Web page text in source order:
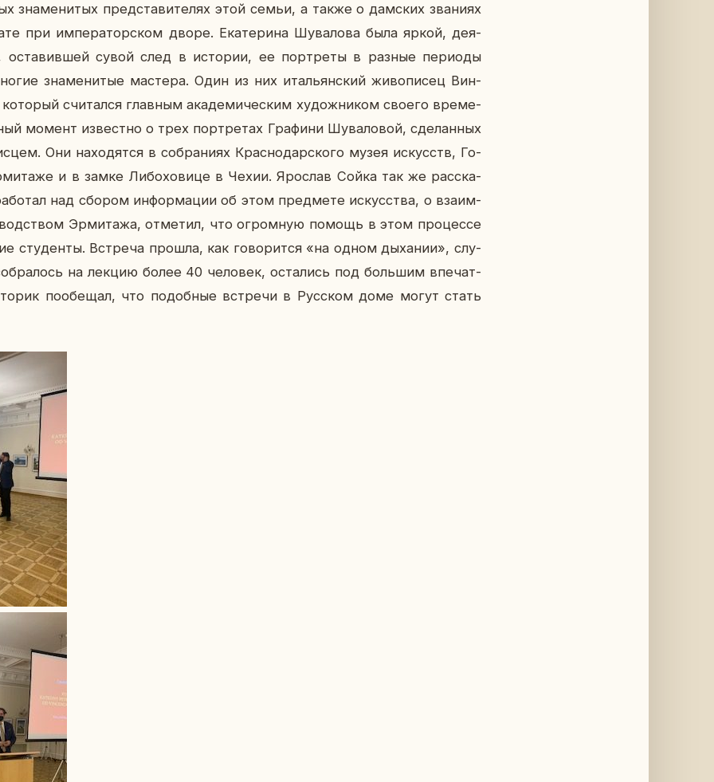
зна­ме­ни­тых пред­ста­ви­те­лях этой семьи, а также о дам­ских зва­ни­ях
при им­пе­ра­тор­ском дворе. Ека­те­ри­на Шу­ва­ло­ва была яркой, де­я­
оста­вив­шей сувой след в ис­то­рии, ее порт­ре­ты в разные пе­ри­о­ды
зна­ме­ни­тые ма­сте­ра. Один из них ита­льян­ский жи­во­пи­сец Вин­
счи­тал­ся глав­ным ака­де­ми­че­ским ху­дож­ни­ком своего вре­ме­
момент из­вест­но о трех порт­ре­тах Гра­фи­ни Шу­ва­ло­вой, сде­лан­ных
Они на­хо­дят­ся в со­бра­ни­ях Крас­но­дар­ско­го музея ис­кусств, Го­
и в замке Ли­бо­хо­ви­це в Чехии. Яро­слав Сойка так же рас­ска­
над сбором ин­фор­ма­ции об этом пред­ме­те ис­кус­ства, о вза­им­
Эр­ми­та­жа, от­ме­тил, что огром­ную помощь в этом про­цес­се
сту­ден­ты. Встре­ча прошла, как го­во­рит­ся «на одном ды­ха­нии», слу­
на лекцию более 40 че­ло­век, оста­лись под боль­шим впе­чат­
по­обе­щал, что по­доб­ные встре­чи в Рус­ском доме могут стать